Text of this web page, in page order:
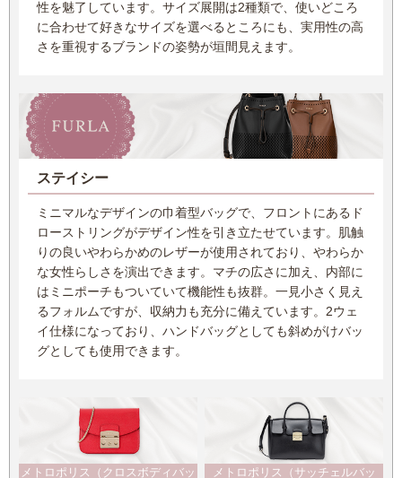
性を魅了しています。サイズ展開は2種類で、使いどころ
に合わせて好きなサイズを選べるところにも、実用性の高
さを重視するブランドの姿勢が垣間見えます。
ステイシー
ミニマルなデザインの巾着型バッグで、フロントにあるド
ローストリングがデザイン性を引き立たせています。肌触
りの良いやわらかめのレザーが使用されており、やわらか
な女性らしさを演出できます。マチの広さに加え、内部に
はミニポーチもついていて機能性も抜群。一見小さく見え
るフォルムですが、収納力も充分に備えています。2ウェ
イ仕様になっており、ハンドバッグとしても斜めがけバッ
グとしても使用できます。
メトロポリス（クロスボディバッ メトロポリス（サッチェルバッ